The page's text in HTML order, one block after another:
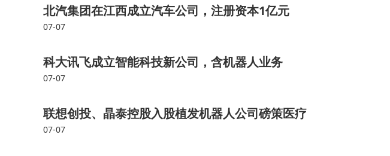
北汽集团在江西成立汽车公司，注册资本1亿元
07-07
科大讯飞成立智能科技新公司，含机器人业务
07-07
联想创投、晶泰控股入股植发机器人公司磅策医疗
07-07